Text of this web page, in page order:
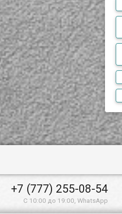
+7 (777) 255-08-54
С 10:00 до 19:00, WhatsApp